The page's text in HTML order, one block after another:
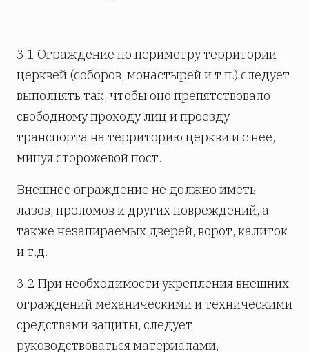
3.1 Ограждение по периметру территории
церквей (соборов, монастырей и т.п.) следует
выполнять так, чтобы оно препятствовало
свободному проходу лиц и проезду
транспорта на территорию церкви и с нее,
минуя сторожевой пост.
Внешнее ограждение не должно иметь
лазов, проломов и других повреждений, а
также незапираемых дверей, ворот, калиток
и т.д.
3.2 При необходимости укрепления внешних
ограждений механическими и техническими
средствами защиты, следует
руководствоваться материалами,